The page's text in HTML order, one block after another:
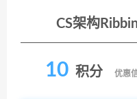
CS架构
10 积分 优惠